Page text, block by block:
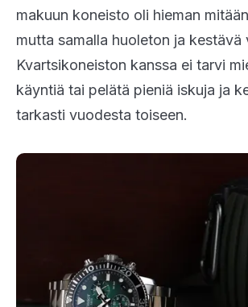
makuun koneisto oli hieman
mutta samalla huoleton ja kestävä
Kvartsikoneiston kanssa ei tarvi
käyntiä tai pelätä pieniä iskuja ja
tarkasti vuodesta toiseen.